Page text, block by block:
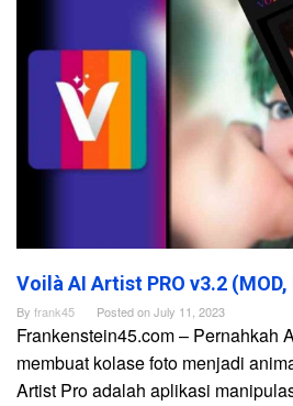
Voilà AI Artist PRO v3.2
By frank45 Posted onJuly 11, 2023
Frankenstein45.com – Pernahkah
membuat kolase foto menjadi
Artist Pro adalah aplikasi